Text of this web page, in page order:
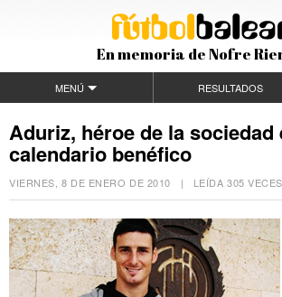
En memoria de Nofre
MENÚ RESULTADOS
Aduriz, héroe de la sociedad
calendario benéfico
VIERNES, 8 DE ENERO DE 2010 | LEÍDA 305